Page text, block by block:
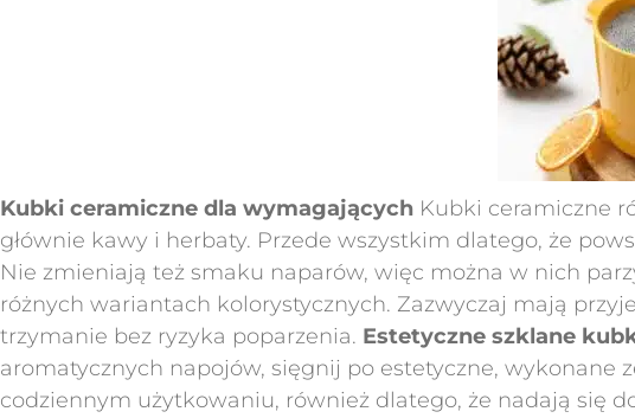
Kubki ceramiczne dla wymagających Kubki ceramiczne
głównie kawy i herbaty. Przede wszystkim dlatego, że
Nie zmieniają też smaku naparów, więc można w nich
różnych wariantach kolorystycznych. Zazwyczaj mają
trzymanie bez ryzyka poparzenia. Estetyczne szklane
aromatycznych napojów, sięgnij po estetyczne, wykonane
codziennym użytkowaniu, również dlatego, że nadają się